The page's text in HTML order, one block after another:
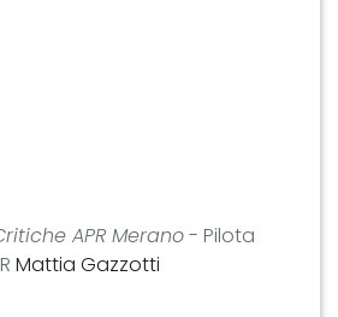
APR Merano- Pilota
Mattia Gazzotti